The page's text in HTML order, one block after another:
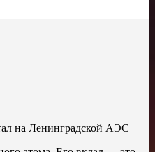
на Ленинградской АЭС